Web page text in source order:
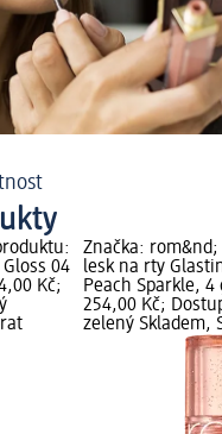
04
Kč;
Značka:
lesk na rty
Peach Sparkle, 4
254,00 Kč;
zelený Skladem,